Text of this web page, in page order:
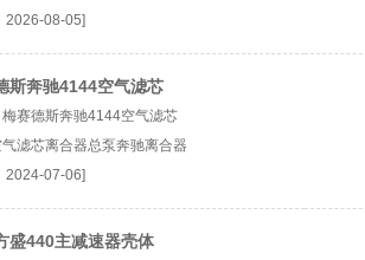
制动蹄总成』
2026-08-05]
斯奔驰4144空气滤芯
梅赛德斯奔驰4144空气滤芯
滤芯离合器总泵奔驰离合器
...『奔驰空气滤芯』
2024-07-06]
盛440主减速器壳体